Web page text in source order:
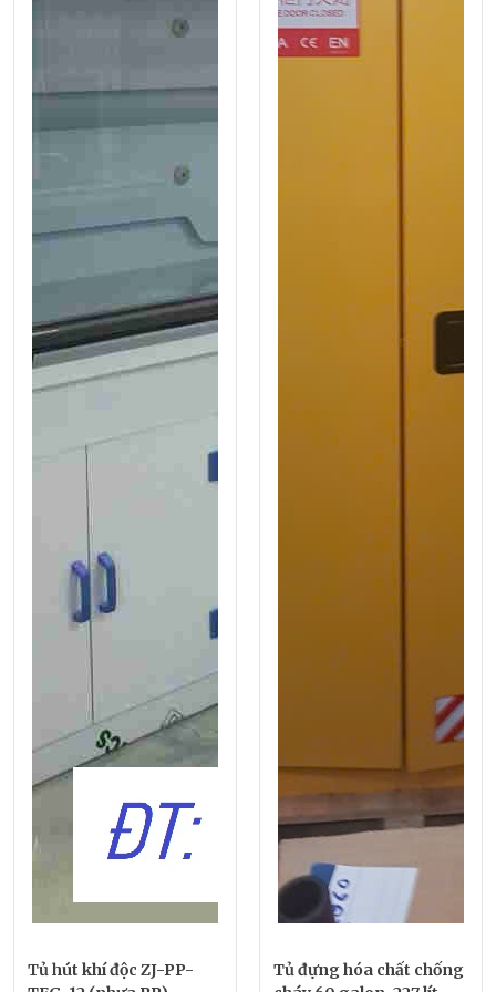
Tủ hút khí độc ZJ-PP-
Tủ đựng hóa chất chống